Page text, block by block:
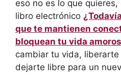
eso no es lo que
libro electrónico
que te mantienen
bloquean tu vida
cambiar tu vida,
dejarte libre para un